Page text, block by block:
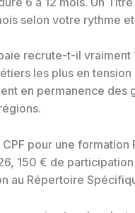
selon votre rythme
recrute-t-il vraiment
les plus en
en permanence des
pour une formation
150 € de
au Répertoire